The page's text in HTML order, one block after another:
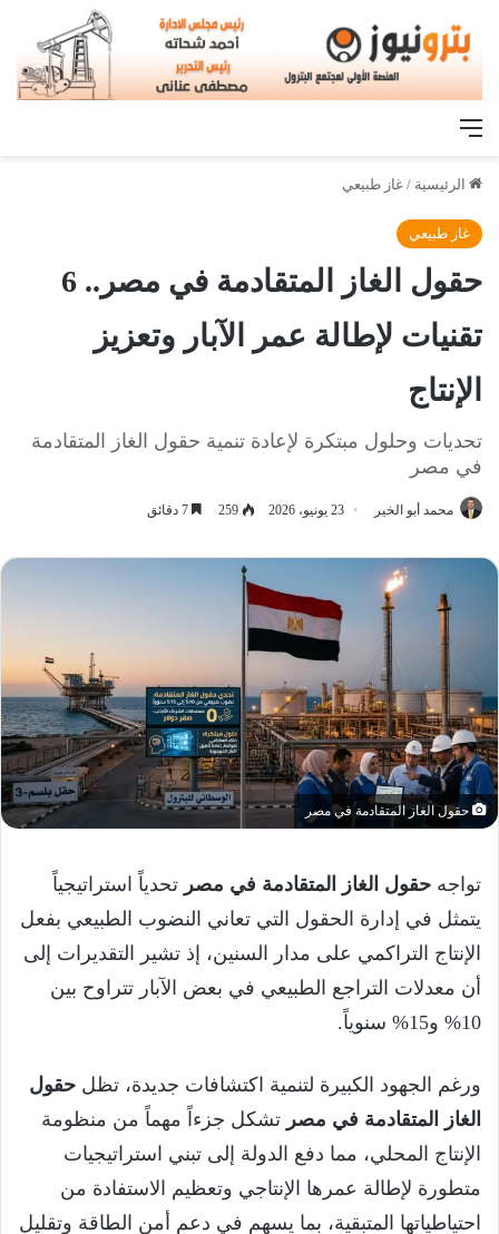
القائمة
الرئيسية / غاز طبيعي
غاز طبيعي
حقول الغاز المتقادمة في مصر.. 6
تقنيات لإطالة عمر الآبار وتعزيز
الإنتاج
تحديات وحلول مبتكرة لإعادة تنمية حقول الغاز المتقادمة
في مصر
محمد أبو الخير 23 يونيو، 2026 259
حقول الغاز المتقادمة في مصر
تواجه حقول الغاز المتقادمة في مصر تحدياً استراتيجياً
يتمثل في إدارة الحقول التي تعاني النضوب الطبيعي بفعل
الإنتاج التراكمي على مدار السنين، إذ تشير التقديرات إلى
أن معدلات التراجع الطبيعي في بعض الآبار تتراوح بين
10% و15% سنوياً.
ورغم الجهود الكبيرة لتنمية اكتشافات جديدة، تظل حقول
الغاز المتقادمة في مصر تشكل جزءاً مهماً من منظومة
الإنتاج المحلي، مما دفع الدولة إلى تبني استراتيجيات
متطورة لإطالة عمرها الإنتاجي وتعظيم الاستفادة من
احتياطياتها المتبقية، بما يسهم في دعم أمن الطاقة وتقليل